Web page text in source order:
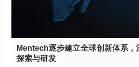
探索与研发